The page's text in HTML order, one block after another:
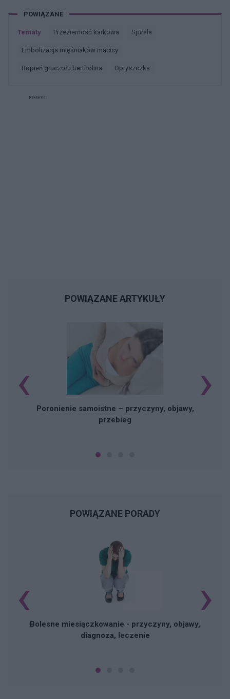
POWIĄZANE
Tematy przezierność karkowa spirala
embolizacja mięśniaków macicy
ropień gruczołu bartholina opryszczka
Reklama:
POWIĄZANE ARTYKUŁY
Poronienie samoistne – przyczyny, objawy,
przebieg
‹ ›
POWIĄZANE PORADY
Bolesne miesiączkowanie - przyczyny, objawy,
diagnoza, leczenie
‹ ›